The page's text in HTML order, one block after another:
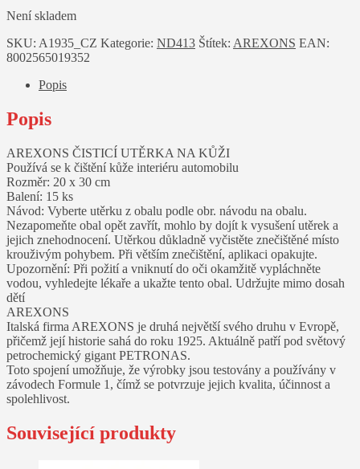
Není skladem
SKU: A1935_CZ Kategorie: ND413 Štítek: AREXONS EAN:
8002565019352
Popis
Popis
AREXONS ČISTICÍ UTĚRKA NA KŮŽI
Používá se k čištění kůže interiéru automobilu
Rozměr: 20 x 30 cm
Balení: 15 ks
Návod: Vyberte utěrku z obalu podle obr. návodu na obalu.
Nezapomeňte obal opět zavřít, mohlo by dojít k vysušení utěrek a
jejich znehodnocení. Utěrkou důkladně vyčistěte znečištěné místo
krouživým pohybem. Při větším znečištění, aplikaci opakujte.
Upozornění: Při požití a vniknutí do oči okamžitě vypláchněte
vodou, vyhledejte lékaře a ukažte tento obal. Udržujte mimo dosah
dětí
AREXONS
Italská firma AREXONS je druhá největší svého druhu v Evropě,
přičemž její historie sahá do roku 1925. Aktuálně patří pod světový
petrochemický gigant PETRONAS.
Toto spojení umožňuje, že výrobky jsou testovány a používány v
závodech Formule 1, čímž se potvrzuje jejich kvalita, účinnost a
spolehlivost.
Související produkty